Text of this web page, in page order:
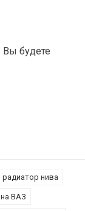
Вы будете
радиатор нива
ВАЗ